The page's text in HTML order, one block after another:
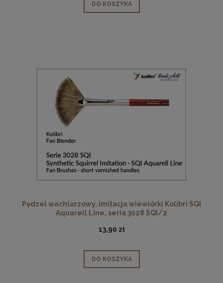
DO KOSZYKA
Pędzel wachlarzowy, imitacja wiewiórki Kolibri SQI
Aquarell Line, seria 3028 SQI/2
13,90 zł
DO KOSZYKA